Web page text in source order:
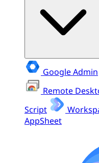
Google Admin
Remote
Script
AppSheet